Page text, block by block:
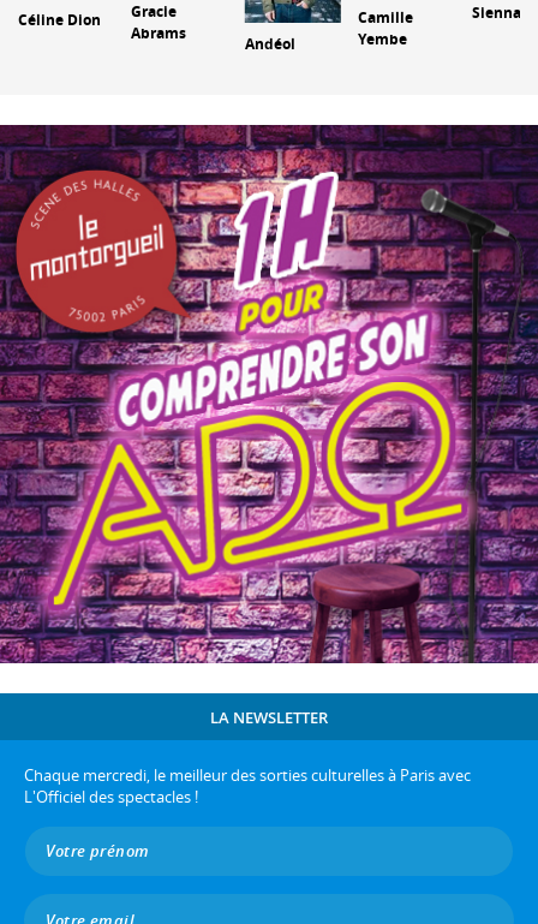
Céline Dion
Gracie
Abrams
Andéol
Camille
Yembe
Sienna
LA NEWSLETTER
Chaque mercredi, le meilleur des sorties culturelles à Paris avec
L'Officiel des spectacles !